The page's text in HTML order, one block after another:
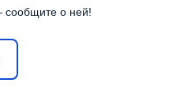
сообщите о ней!